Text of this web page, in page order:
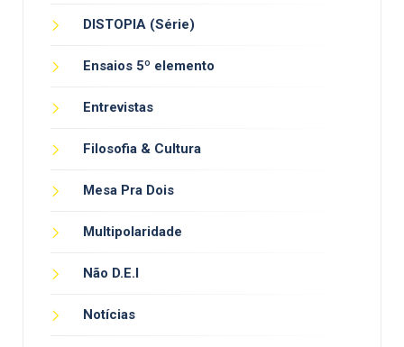
DISTOPIA (Série)
Ensaios 5º elemento
Entrevistas
Filosofia & Cultura
Mesa Pra Dois
Multipolaridade
Não D.E.I
Notícias